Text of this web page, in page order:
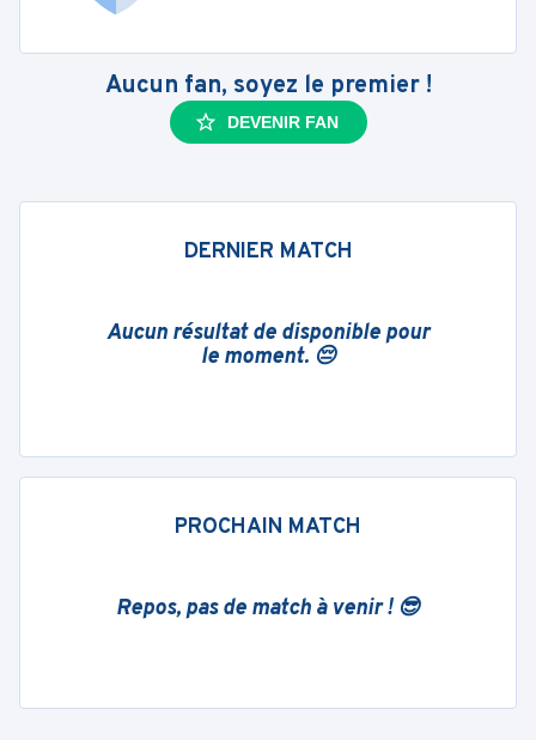
Aucun fan, soyez le premier !
DEVENIR FAN
DERNIER MATCH
Aucun résultat de disponible pour
le moment. 😔
PROCHAIN MATCH
Repos, pas de match à venir ! 😎